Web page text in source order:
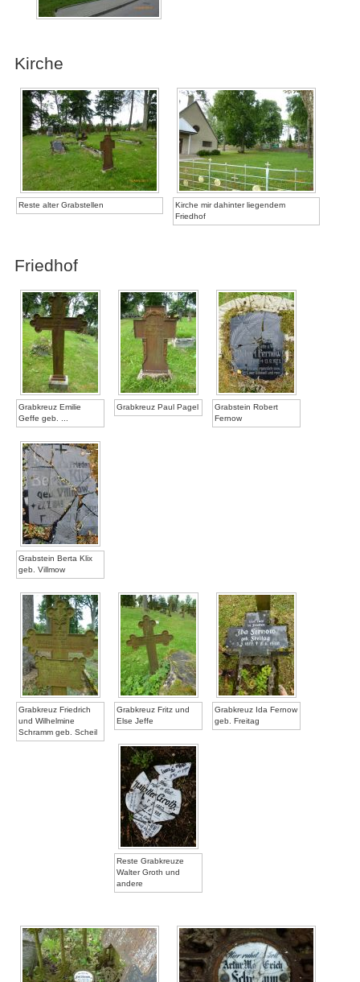
Kirche
Reste alter Grabstellen
Kirche mir dahinter liegendem
Friedhof
Friedhof
Grabkreuz Emilie
Geffe geb. ...
Grabkreuz Paul Pagel
Grabstein Robert
Fernow
Grabstein Berta Klix
geb. Villmow
Grabkreuz Friedrich
und Wilhelmine
Schramm geb. Scheil
Grabkreuz Fritz und
Else Jeffe
Grabkreuz Ida Fernow
geb. Freitag
Reste Grabkreuze
Walter Groth und
andere